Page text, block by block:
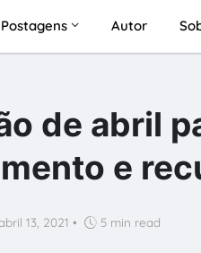
Postagens Autor
de abril
e
13, 2021 • 5 min read